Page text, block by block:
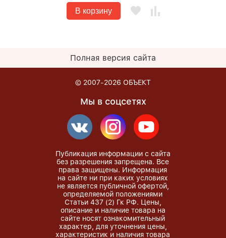
В корзину
Полная версия сайта
© 2007-2026 ОБЪЕКТ
Мы в соцсетях
Публикация информации с сайта
без разрешения запрещена. Все
права защищены. Информация
на сайте ни при каких условиях
не является публичной офертой,
определяемой положениями
Статьи 437 (2) Гк РФ. Цены,
описание и наличие товара на
сайте носят ознакомительный
характер, для уточнения цены,
характеристик и наличия товара